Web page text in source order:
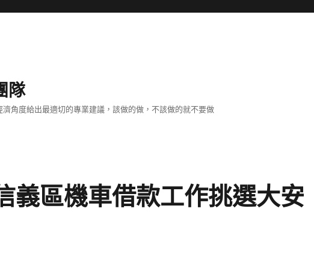
隊
角度給出最適切的專業建議，該做的做，不該做的就不要做
義區機車借款工作挑選大安